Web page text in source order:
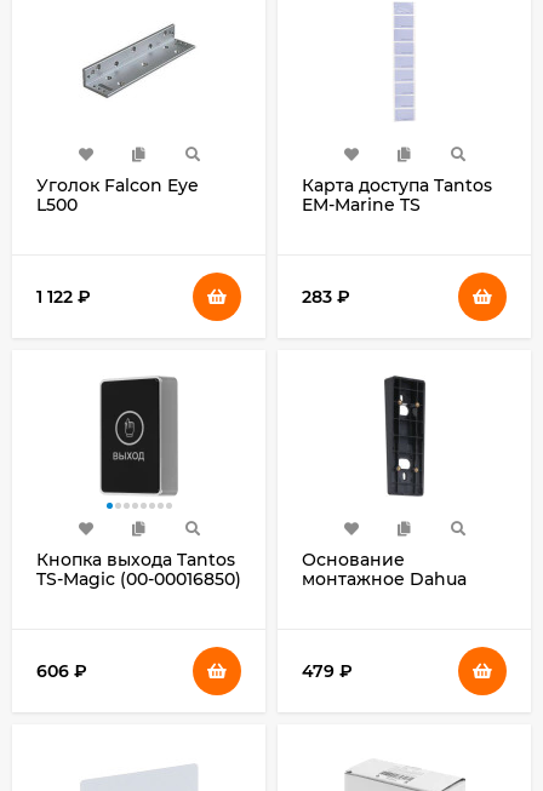
Уголок Falcon Eye
L500
1 122 ₽
Карта доступа Tantos
EM-Marine TS
283 ₽
Кнопка выхода Tantos
TS-Magic (00-00016850)
606 ₽
Основание
монтажное Dahua
479 ₽